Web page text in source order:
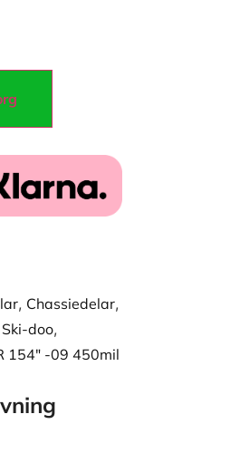
, Chassiedelar,
Ski-doo,
154" -09 450mil